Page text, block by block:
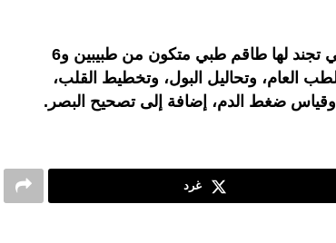
وشملت هذه الحملة الطبية الإنسانية، التي تجند لها طاقم طبي متكون من طبيبين و6
العام، وتحاليل البول، وتخطيط القلب،
ضغط الدم، إضافة إلى تصحيح البصر.
غرد